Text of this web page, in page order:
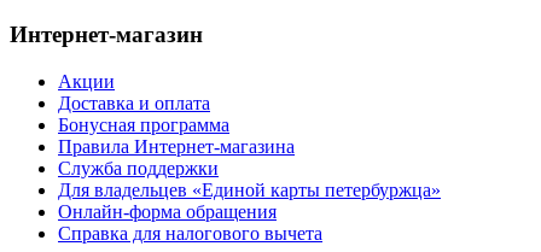
Интернет-магазин
Акции
Доставка и оплата
Бонусная программа
Правила Интернет-магазина
Служба поддержки
Для владельцев «Единой карты петербуржца»
Онлайн-форма обращения
Справка для налогового вычета